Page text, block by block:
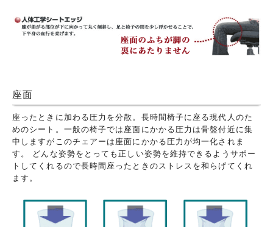
座面
座ったときに加わる圧力を分散。長時間椅子に座る現代人のた
めのシート。一般の椅子では座面にかかる圧力は骨盤付近に集
中しますがこのチェアーは座面にかかる圧力が均一化されま
す。 どんな姿勢をとっても正しい姿勢を維持できるようサポー
トしてくれるので長時間座ったときのストレスを和らげてくれ
ます。